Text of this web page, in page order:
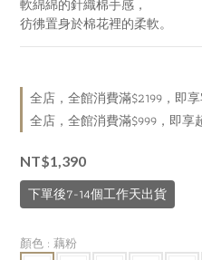
軟綿綿的針織棉手感，
彷彿置身於棉花裡的柔軟。
全店，全館消費滿$2199，即享
全店，全館消費滿$999，即享
NT$1,390
下單後7-14個工作天出貨
顏色 : 藕粉